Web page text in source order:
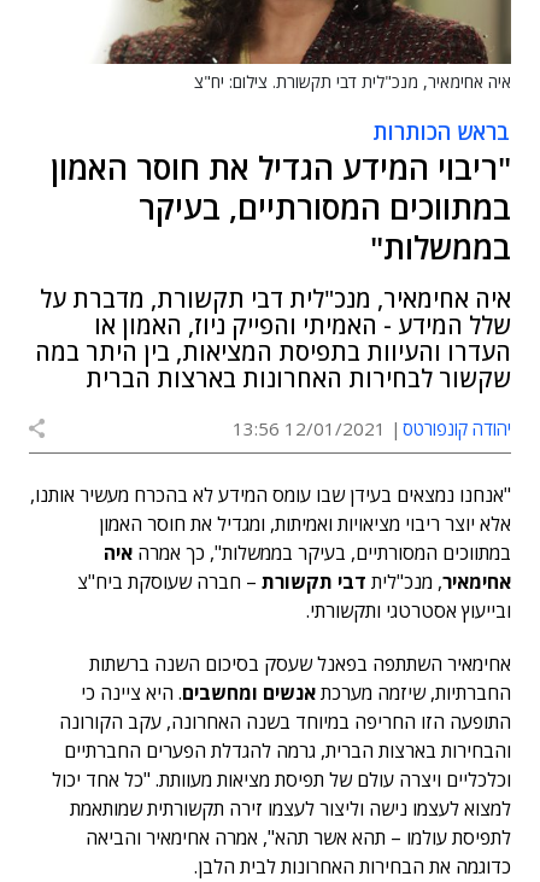
איה אחימאיר, מנכ"לית דבי תקשורת. צילום: יח"צ
בראש הכותרות
"ריבוי המידע הגדיל את חוסר האמון
במתווכים המסורתיים, בעיקר
בממשלות"
איה אחימאיר, מנכ"לית דבי תקשורת, מדברת על
שלל המידע - האמיתי והפייק ניוז, האמון או
העדרו והעיוות בתפיסת המציאות, בין היתר במה
שקשור לבחירות האחרונות בארצות הברית
יהודה קונפורטס 12/01/2021 13:56
"אנחנו נמצאים בעידן שבו עומס המידע לא בהכרח מעשיר אותנו,
אלא יוצר ריבוי מציאויות ואמיתות, ומגדיל את חוסר האמון
במתווכים המסורתיים, בעיקר בממשלות", כך אמרה איה
אחימאיר, מנכ"לית דבי תקשורת – חברה שעוסקת ביח"צ
ובייעוץ אסטרטגי ותקשורתי.
אחימאיר השתתפה בפאנל שעסק בסיכום השנה ברשתות
החברתיות, שיזמה מערכתאנשים ומחשבים. היא ציינה כי
התופעה הזו החריפה במיוחד בשנה האחרונה, עקב הקורונה
והבחירות בארצות הברית, גרמה להגדלת הפערים החברתיים
וכלכליים ויצרה עולם של תפיסת מציאות מעוותת. "כל אחד יכול
למצוא לעצמו נישה וליצור לעצמו זירה תקשורתית שמותאמת
לתפיסת עולמו – תהא אשר תהא", אמרה אחימאיר והביאה
כדוגמה את הבחירות האחרונות לבית הלבן.